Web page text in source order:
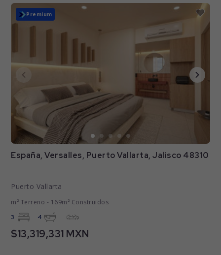
España, Versalles, Puerto Vallarta, Jalisco 48310
Puerto Vallarta
m² Terreno - 169m² Construidos
3 4
$13,319,331 MXN
Premium